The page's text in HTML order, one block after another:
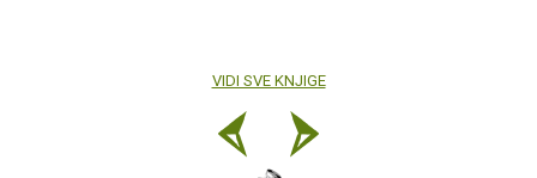
VIDI SVE KNJIGE